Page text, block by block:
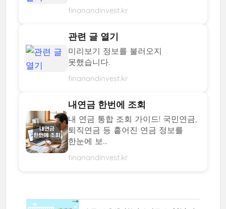
finanandinvest.kr
관련 글 열기
미리보기 정보를 불러오지
못했습니다.
finanandinvest.kr
내연금 한번에 조회
내 연금 통합 조회 가이드! 국민연금,
퇴직연금 등 흩어진 연금 정보를
한눈에 보...
finanandinvest.kr